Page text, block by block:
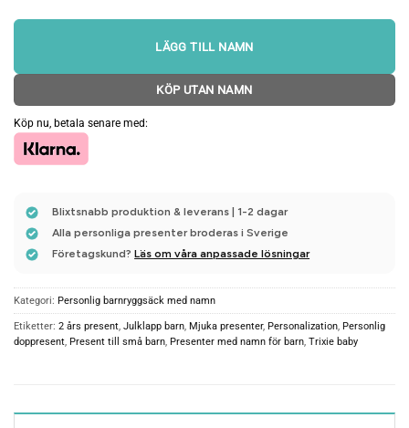
LÄGG TILL NAMN
KÖP UTAN NAMN
Köp nu, betala senare med:
Blixtsnabb produktion & leverans | 1-2 dagar
Alla personliga presenter broderas i Sverige
Företagskund?Läs om våra anpassade lösningar
Kategori: Personlig barnryggsäck med namn
Etiketter: 2 års present, Julklapp barn, Mjuka presenter, Personalization, Personlig
doppresent, Present till små barn, Presenter med namn för barn, Trixie baby